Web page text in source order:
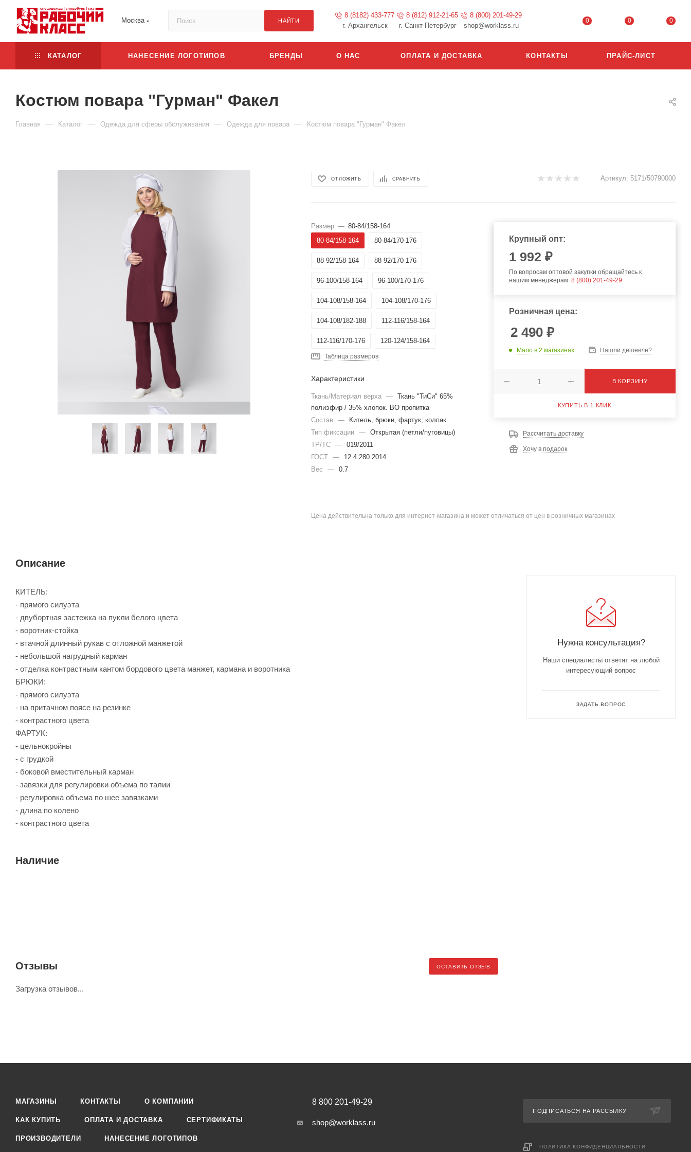
Москва НАЙТИ
8 (8182) 433-777
г. Архангельск
8 (812) 912-21-65
г. Санкт-Петербург
8 (800) 201-49-29
shop@worklass.ru
0 0 0
КАТАЛОГ НАНЕСЕНИЕ ЛОГОТИПОВ БРЕНДЫ О НАС ОПЛАТА И ДОСТАВКА КОНТАКТЫ ПРАЙС-ЛИСТ
Костюм повара "Гурман" Факел
Главная — Каталог — Одежда для сферы обслуживания — Одежда для повара — Костюм повара "Гурман" Факел
ОТЛОЖИТЬ СРАВНИТЬ Артикул: 5171/50790000
Размер — 80-84/158-164
80-84/158-164
80-84/170-176
88-92/158-164 88-92/170-176
96-100/158-164 96-100/170-176
104-108/158-164 104-108/170-176
104-108/182-188 112-116/158-164
112-116/170-176 120-124/158-164
120-124/170-176
128-132/170-176
Таблица размеров
Характеристики
Ткань/Материал верха —
Ткань "ТиСи" 65%
полиэфир / 35% хлопок. ВО пропитка
Состав
—
Китель, брюки, фартук, колпак
Тип фиксации
—
Открытая (петли/пуговицы)
ТР/ТС
—
019/2011
ГОСТ
—
12.4.280.2014
Вес
— 0.7
Крупный опт:
1 992 ₽
По вопросам оптовой закупки обращайтесь к
нашим менеджерам: 8 (800) 201-49-29
Розничная цена:
2 490₽
Мало в 2 магазинах Нашли дешевле?
В КОРЗИНУ
КУПИТЬ В 1 КЛИК
Рассчитать доставку
Хочу в подарок
Цена действительна только для интернет-магазина и может отличаться от цен в розничных магазинах
Описание
КИТЕЛЬ:
- прямого силуэта
- двубортная застежка на пукли белого цвета
- воротник-стойка
- втачной длинный рукав с отложной манжетой
- небольшой нагрудный карман
- отделка контрастным кантом бордового цвета манжет, кармана и воротника
БРЮКИ:
- прямого силуэта
- на притачном поясе на резинке
- контрастного цвета
ФАРТУК:
- цельнокройны
- с грудкой
- боковой вместительный карман
- завязки для регулировки объема по талии
- регулировка объема по шее завязками
- длина по колено
- контрастного цвета
Наличие
Отзывы ОСТАВИТЬ ОТЗЫВ
Загрузка отзывов...
Нужна консультация?
Наши специалисты ответят на любой
интересующий вопрос
ЗАДАТЬ ВОПРОС
МАГАЗИНЫ КОНТАКТЫ О КОМПАНИИ
КАК КУПИТЬ ОПЛАТА И ДОСТАВКА СЕРТИФИКАТЫ
ПРОИЗВОДИТЕЛИ НАНЕСЕНИЕ ЛОГОТИПОВ
8 800 201-49-29
shop@worklass.ru
ПОДПИСАТЬСЯ НА РАССЫЛКУ
ПОЛИТИКА КОНФИДЕНЦИАЛЬНОСТИ